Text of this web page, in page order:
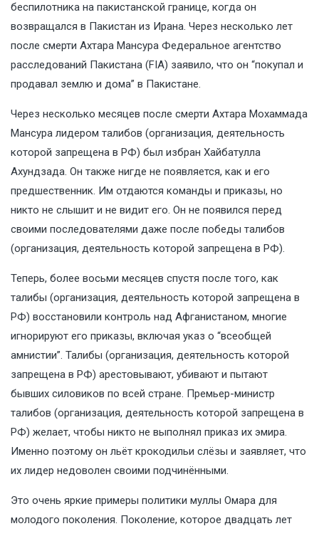
беспилотника на пакистанской границе, когда он
возвращался в Пакистан из Ирана. Через несколько лет
после смерти Ахтара Мансура Федеральное агентство
расследований Пакистана (FIA) заявило, что он “покупал и
продавал землю и дома” в Пакистане.
Через несколько месяцев после смерти Ахтара Мохаммада
Мансура лидером талибов (организация, деятельность
которой запрещена в РФ) был избран Хайбатулла
Ахундзада. Он также нигде не появляется, как и его
предшественник. Им отдаются команды и приказы, но
никто не слышит и не видит его. Он не появился перед
своими последователями даже после победы талибов
(организация, деятельность которой запрещена в РФ).
Теперь, более восьми месяцев спустя после того, как
талибы (организация, деятельность которой запрещена в
РФ) восстановили контроль над Афганистаном, многие
игнорируют его приказы, включая указ о “всеобщей
амнистии”. Талибы (организация, деятельность которой
запрещена в РФ) арестовывают, убивают и пытают
бывших силовиков по всей стране. Премьер-министр
талибов (организация, деятельность которой запрещена в
РФ) желает, чтобы никто не выполнял приказ их эмира.
Именно поэтому он льёт крокодильи слёзы и заявляет, что
их лидер недоволен своими подчинёнными.
Это очень яркие примеры политики муллы Омара для
молодого поколения. Поколение, которое двадцать лет